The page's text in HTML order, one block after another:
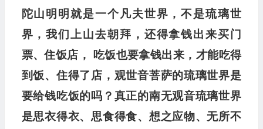
陀山明明就是一个凡夫世界，不是琉璃世
界，我们上山去朝拜，还得拿钱出来买门
票、住饭店，
吃饭也要拿钱出来，才能吃得
到饭、住得了店，观世音菩萨的琉璃世界是
要给钱吃饭的吗？真正的南无观音琉璃世界
是思衣得衣、思食得食、想之应物、无所不